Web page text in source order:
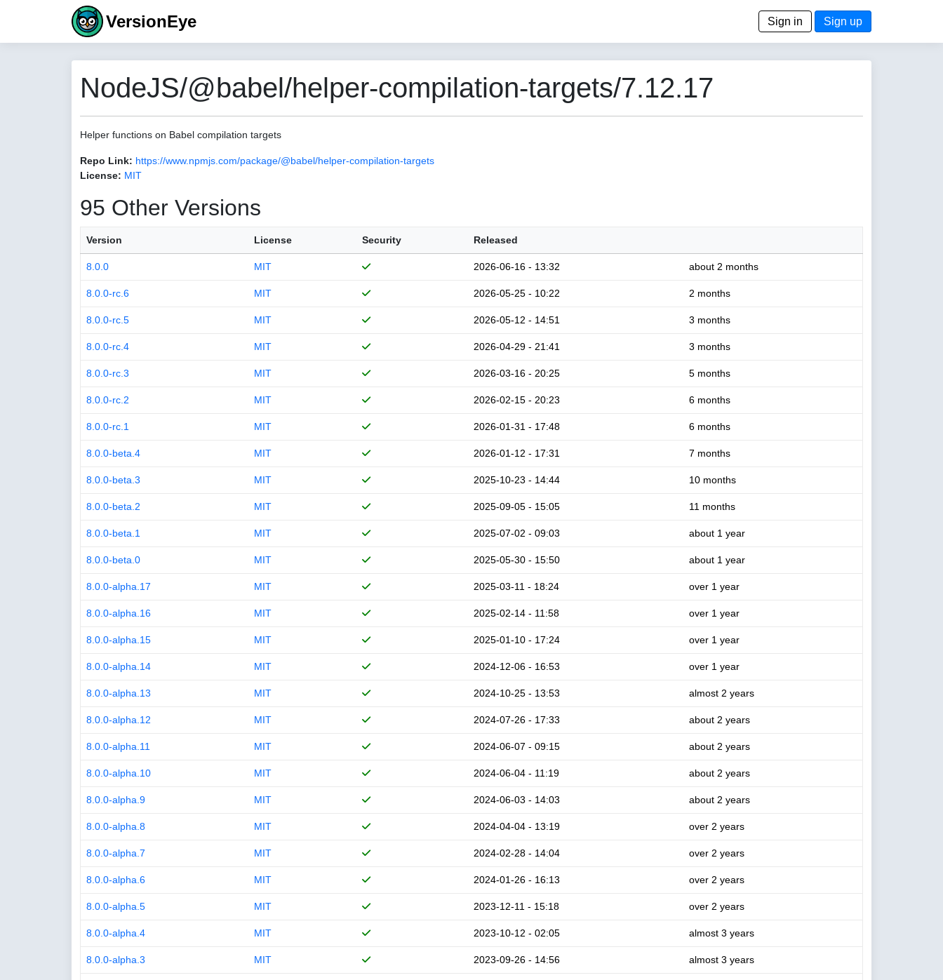
VersionEye Sign in Sign up
NodeJS/@babel/helper-compilation-targets/7.12.17
Helper functions on Babel compilation targets
Repo Link: https://www.npmjs.com/package/@babel/helper-compilation-targets
License: MIT
95 Other Versions
Version License Security Released
8.0.0 MIT 2026-06-16 - 13:32 about 2 months
8.0.0-rc.6 MIT 2026-05-25 - 10:22 2 months
8.0.0-rc.5 MIT 2026-05-12 - 14:51 3 months
8.0.0-rc.4 MIT 2026-04-29 - 21:41 3 months
8.0.0-rc.3 MIT 2026-03-16 - 20:25 5 months
8.0.0-rc.2 MIT 2026-02-15 - 20:23 6 months
8.0.0-rc.1 MIT 2026-01-31 - 17:48 6 months
8.0.0-beta.4 MIT 2026-01-12 - 17:31 7 months
8.0.0-beta.3 MIT 2025-10-23 - 14:44 10 months
8.0.0-beta.2 MIT 2025-09-05 - 15:05 11 months
8.0.0-beta.1 MIT 2025-07-02 - 09:03 about 1 year
8.0.0-beta.0 MIT 2025-05-30 - 15:50 about 1 year
8.0.0-alpha.17 MIT 2025-03-11 - 18:24 over 1 year
8.0.0-alpha.16 MIT 2025-02-14 - 11:58 over 1 year
8.0.0-alpha.15 MIT 2025-01-10 - 17:24 over 1 year
8.0.0-alpha.14 MIT 2024-12-06 - 16:53 over 1 year
8.0.0-alpha.13 MIT 2024-10-25 - 13:53 almost 2 years
8.0.0-alpha.12 MIT 2024-07-26 - 17:33 about 2 years
8.0.0-alpha.11 MIT 2024-06-07 - 09:15 about 2 years
8.0.0-alpha.10 MIT 2024-06-04 - 11:19 about 2 years
8.0.0-alpha.9 MIT 2024-06-03 - 14:03 about 2 years
8.0.0-alpha.8 MIT 2024-04-04 - 13:19 over 2 years
8.0.0-alpha.7 MIT 2024-02-28 - 14:04 over 2 years
8.0.0-alpha.6 MIT 2024-01-26 - 16:13 over 2 years
8.0.0-alpha.5 MIT 2023-12-11 - 15:18 over 2 years
8.0.0-alpha.4 MIT 2023-10-12 - 02:05 almost 3 years
8.0.0-alpha.3 MIT 2023-09-26 - 14:56 almost 3 years